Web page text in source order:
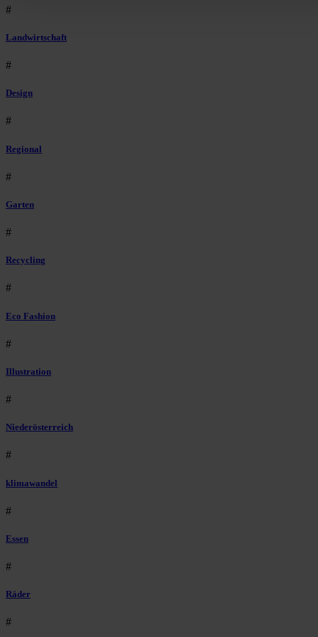
#
Landwirtschaft
#
Design
#
Regional
#
Garten
#
Recycling
#
Eco Fashion
#
Illustration
#
Niederösterreich
#
klimawandel
#
Essen
#
Räder
#